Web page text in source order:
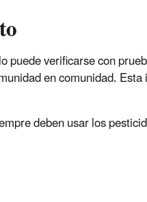
puede verificarse con
en comunidad.
deben usar los